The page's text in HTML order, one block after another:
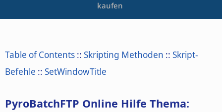
kaufen
Table of Contents :: Skripting Methoden :: Skript-
Befehle :: SetWindowTitle
PyroBatchFTP Online Hilfe Thema: